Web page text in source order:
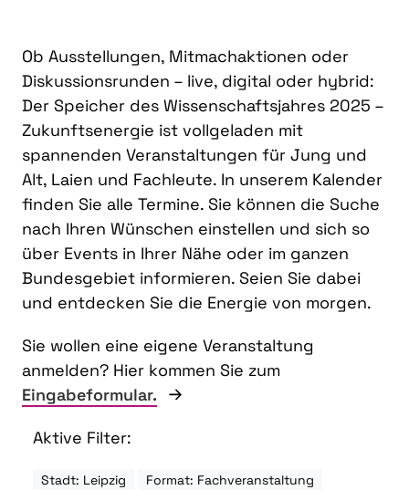
Ob Ausstellungen, Mitmachaktionen oder
Diskussionsrunden – live, digital oder hybrid:
Der Speicher des Wissenschaftsjahres 2025 –
Zukunftsenergie ist vollgeladen mit
spannenden Veranstaltungen für Jung und
Alt, Laien und Fachleute. In unserem Kalender
finden Sie alle Termine. Sie können die Suche
nach Ihren Wünschen einstellen und sich so
über Events in Ihrer Nähe oder im ganzen
Bundesgebiet informieren. Seien Sie dabei
und entdecken Sie die Energie von morgen.
Sie wollen eine eigene Veranstaltung
anmelden? Hier kommen Sie zum
Eingabeformular.
Aktive Filter:
Stadt: Leipzig
Format: Fachveranstaltung